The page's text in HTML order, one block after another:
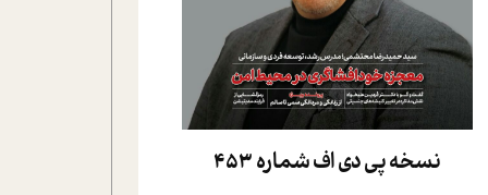
نسخه پي دي اف شماره 453